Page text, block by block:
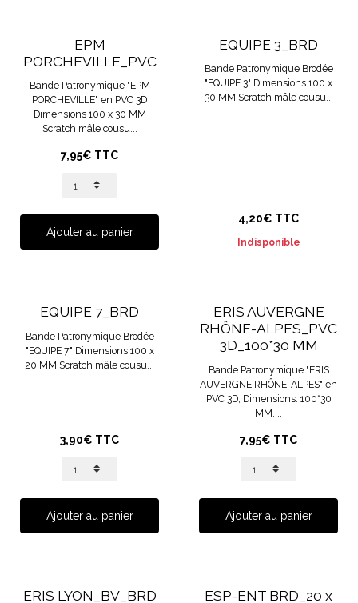
EPM
PORCHEVILLE_PVC
Bande Patronymique "EPM
PORCHEVILLE" en PVC 3D
Dimensions 100 x 30 MM
Scratch mâle cousu...
7,95€ TTC
Ajouter au panier
EQUIPE 3_BRD
Bande Patronymique Brodée
"EQUIPE 3" Dimensions 100 x
30 MM Scratch mâle cousu...
4,20€ TTC
Indisponible
EQUIPE 7_BRD
Bande Patronymique Brodée
"EQUIPE 7" Dimensions 100 x
20 MM Scratch mâle cousu...
3,90€ TTC
Ajouter au panier
ERIS AUVERGNE
RHÔNE-ALPES_PVC
3D_100*30 MM
Bande Patronymique "ERIS
AUVERGNE RHÔNE-ALPES" en
PVC 3D, Dimensions: 100*30
MM,...
7,95€ TTC
Ajouter au panier
ERIS LYON_BV_BRD
ESP-ENT BRD_20 x